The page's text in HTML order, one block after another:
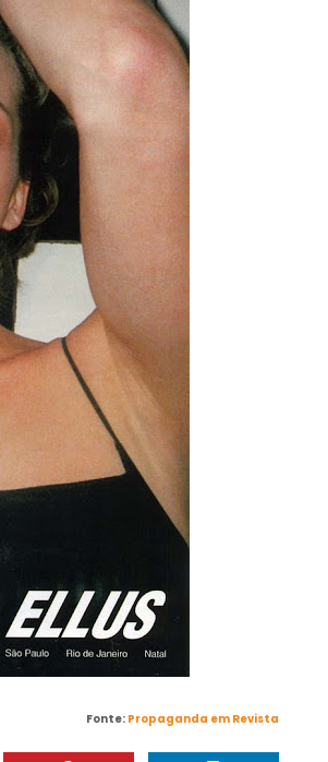
Fonte: Propaganda em Revista